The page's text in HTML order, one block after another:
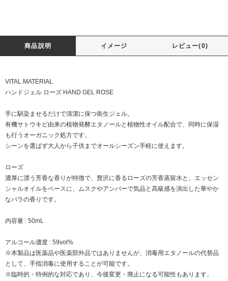
商品説明 イメージ レビュー(0)
VITAL MATERIAL
ハンドジェル ローズ HAND GEL ROSE
手に馴染ませるだけで清潔に保つ衛生ジェル。
有機サトウキビ由来の植物発酵エタノールと植物性オイル配合で、同時に保湿
も行うオーガニック処方です。
シーンを選ばず大人から子供までオールシーズン手軽に使えます。
ローズ
濃厚に漂う芳香な香りが特徴で、贅沢に香るローズの芳香蒸留水と、エッセン
シャルオイルをベースに、ムスクやアンバーで気品と高級感を演出した華やか
なバラの香りです。
内容量 : 50mL
アルコール濃度 : 59vol%
※本製品は医薬品や医薬部外品ではありませんが、消毒用エタノールの代替品
として、手指消毒に使用することが可能です。
※臨時的・特例的な対応であり、今後変更・廃止になる可能性もあります。